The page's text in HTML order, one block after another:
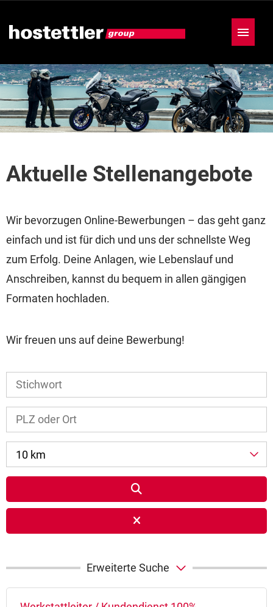
Deutsch Englisch Französisch
Stellenangebote
Aktuelle Stellenangebote
Wir bevorzugen Online-Bewerbungen – das geht ganz
einfach und ist für dich und uns der schnellste Weg
zum Erfolg. Deine Anlagen, wie Lebenslauf und
Anschreiben, kannst du bequem in allen gängigen
Formaten hochladen.
Wir freuen uns auf deine Bewerbung!
10 km
Erweiterte Suche